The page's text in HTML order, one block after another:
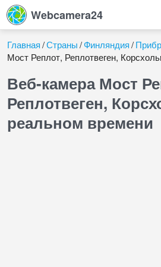
Webcamera24
Главная Страны Финляндия
Мост Реплот, Реплотвеген,
Веб-камера Мост
Реплотвеген,
реальном времени